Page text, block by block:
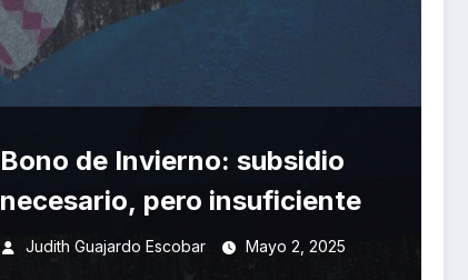
Bono de Invierno: subsidio
necesario, pero insuficiente
Judith Guajardo Escobar Mayo 2, 2025